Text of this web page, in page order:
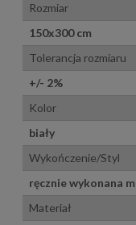
Rozmiar
150x300 cm
Tolerancja rozmiaru
+/- 2%
Kolor
biały
Wykończenie/Styl
ręcznie wykonana
Materiał